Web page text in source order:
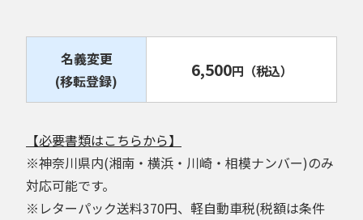
名義変更
(移転登録)
6,500円 （税込）
【必要書類はこちらから】
※神奈川県内(湘南・横浜・川崎・相模ナンバー)のみ
対応可能です。
※レターパック送料370円、軽自動車税(税額は条件